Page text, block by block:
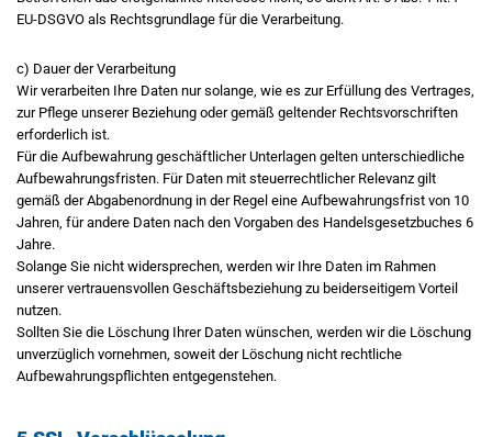
EU-DSGVO als Rechtsgrundlage für die Verarbeitung.
c) Dauer der Verarbeitung
Wir verarbeiten Ihre Daten nur solange, wie es zur Erfüllung des Vertrages,
zur Pflege unserer Beziehung oder gemäß geltender Rechtsvorschriften
erforderlich ist.
Für die Aufbewahrung geschäftlicher Unterlagen gelten unterschiedliche
Aufbewahrungsfristen. Für Daten mit steuerrechtlicher Relevanz gilt
gemäß der Abgabenordnung in der Regel eine Aufbewahrungsfrist von 10
Jahren, für andere Daten nach den Vorgaben des Handelsgesetzbuches 6
Jahre.
Solange Sie nicht widersprechen, werden wir Ihre Daten im Rahmen
unserer vertrauensvollen Geschäftsbeziehung zu beiderseitigem Vorteil
nutzen.
Sollten Sie die Löschung Ihrer Daten wünschen, werden wir die Löschung
unverzüglich vornehmen, soweit der Löschung nicht rechtliche
Aufbewahrungspflichten entgegenstehen.